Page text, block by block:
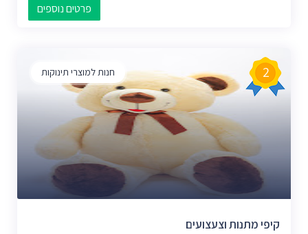
פרטים נוספים
חנות למוצרי תינוקות 2
קיפי מתנות וצעצועים